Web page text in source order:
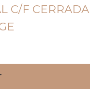
C/F CERRADA